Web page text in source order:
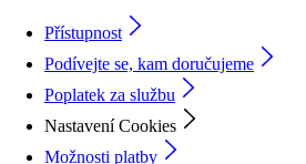
Přístupnost
Podívejte se, kam doručujeme
Poplatek za službu
Nastavení Cookies
Možnosti platby